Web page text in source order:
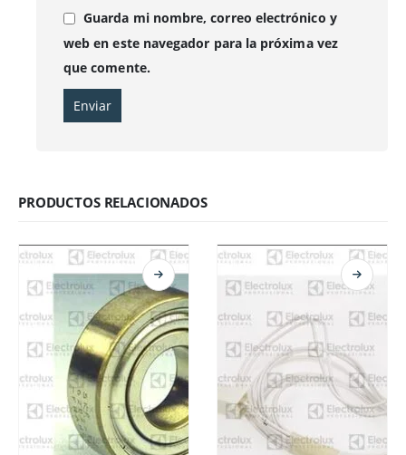
Guarda mi nombre, correo electrónico y
web en este navegador para la próxima vez
que comente.
PRODUCTOS RELACIONADOS